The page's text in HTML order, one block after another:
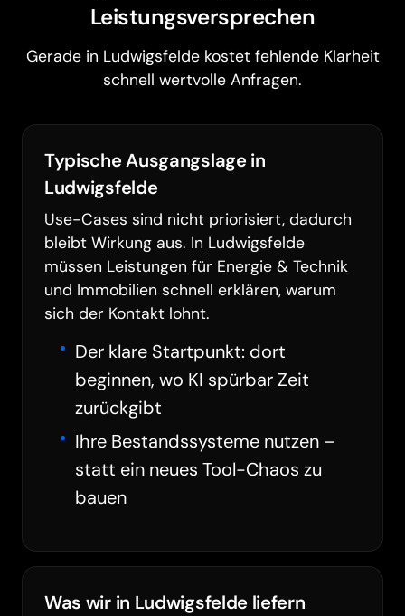
Leistungsversprechen
Gerade in Ludwigsfelde kostet fehlende Klarheit
schnell wertvolle Anfragen.
Typische Ausgangslage in
Ludwigsfelde
Use-Cases sind nicht priorisiert, dadurch
bleibt Wirkung aus. In Ludwigsfelde
müssen Leistungen für Energie & Technik
und Immobilien schnell erklären, warum
sich der Kontakt lohnt.
Der klare Startpunkt: dort
beginnen, wo KI spürbar Zeit
zurückgibt
Ihre Bestandssysteme nutzen –
statt ein neues Tool-Chaos zu
bauen
Was wir in Ludwigsfelde liefern